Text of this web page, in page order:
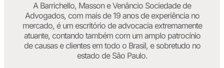
A Barrichello, Masson e Venâncio Sociedade de
Advogados, com mais de 19 anos de experiência no
mercado, é um escritório de advocacia extremamente
atuante, contando também com um amplo patrocínio
de causas e clientes em todo o Brasil, e sobretudo no
estado de São Paulo.